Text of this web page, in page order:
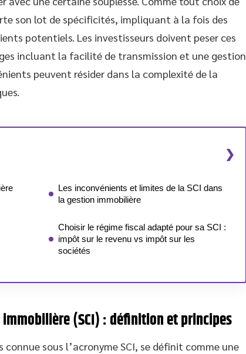
son lot de spécificités, impliquant à la fois des
potentiels. Les investisseurs doivent peser ces
incluant la facilité de transmission et une gestion
peuvent résider dans la complexité de la
Les inconvénients et limites de la SCI dans
la gestion immobilière
Choisir le régime fiscal adapté pour sa SCI :
impôt sur le revenu vs impôt sur les
sociétés
(SCI) : définition et principes
connue sous l’acronyme SCI, se définit comme une